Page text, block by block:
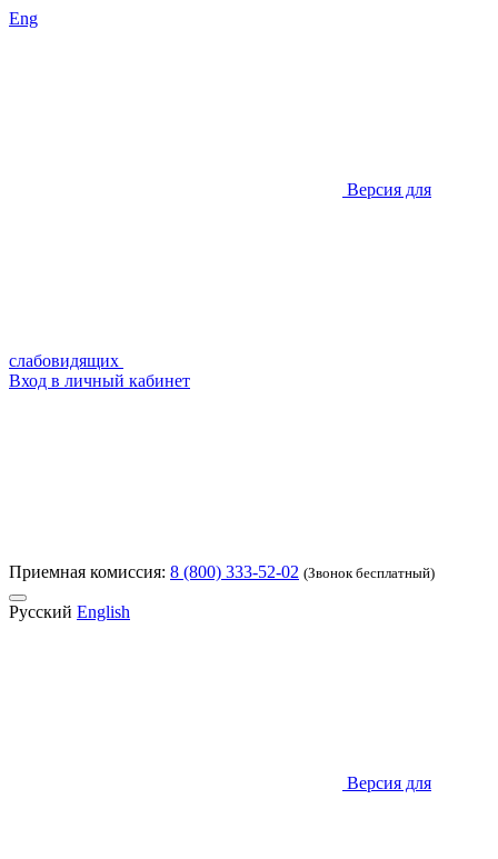
Eng
Версия для
слабовидящих
Вход в личный кабинет
Приемная комиссия: 8 (800) 333-52-02 (Звонок бесплатный)
Русский English
Версия для